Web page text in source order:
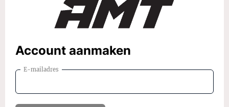
Account aanmaken
E-mailadres